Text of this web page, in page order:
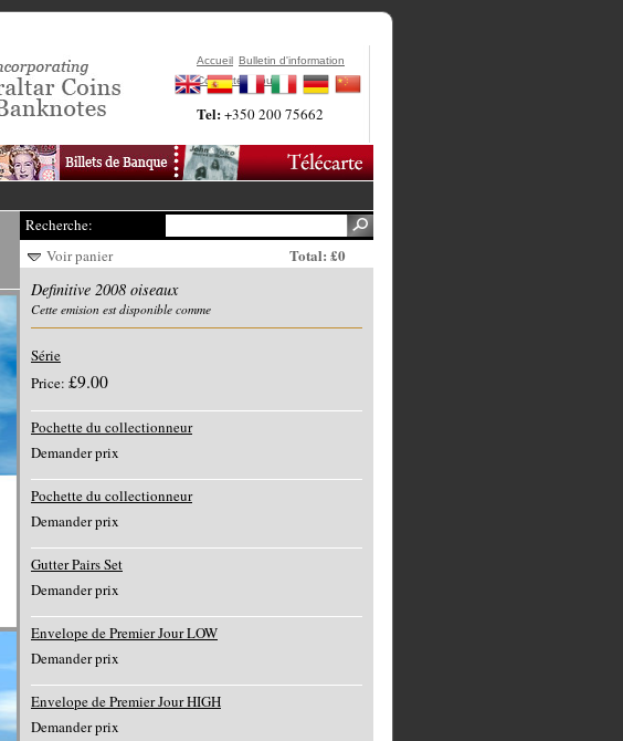
Accueil Bulletin d'information
Contactez-Nous
Tel:+350 200 75662
Recherche:
Voir panier
Total: £0
Definitive 2008 oiseaux
Cette emision est disponible comme
Série
Price: £9.00
Pochette du collectionneur
Demander prix
Pochette du collectionneur
Demander prix
Gutter Pairs Set
Demander prix
Envelope de Premier Jour LOW
Demander prix
Envelope de Premier Jour HIGH
Demander prix